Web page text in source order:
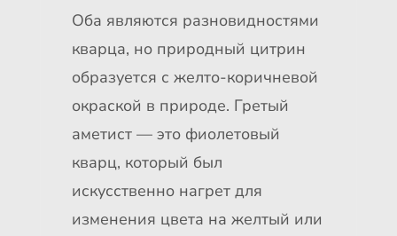
Оба являются разновидностями
кварца, но природный цитрин
образуется с желто-коричневой
окраской в природе. Гретый
аметист — это фиолетовый
кварц, который был
искусственно нагрет для
изменения цвета на желтый или